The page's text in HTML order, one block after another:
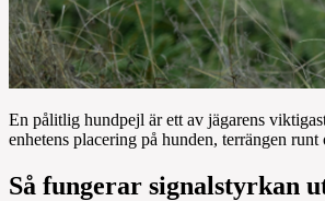
En pålitlig hundpejl är ett av jägarens
enhetens placering på hunden, terrängen
Så fungerar signalstyrkan